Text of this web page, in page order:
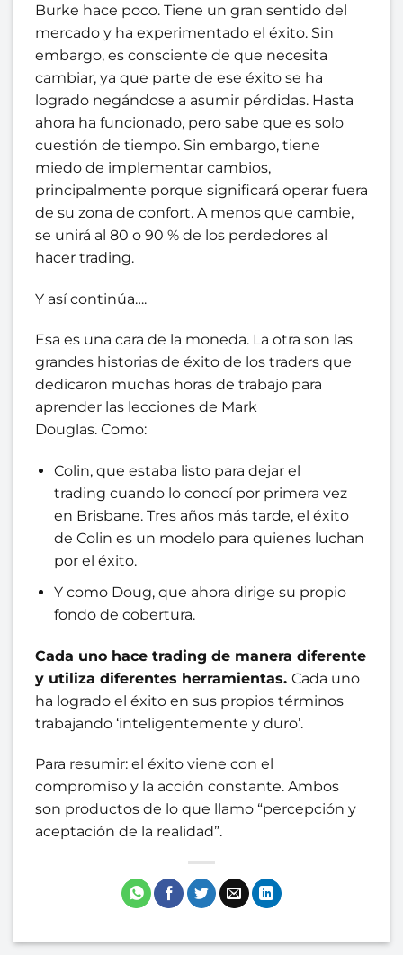
Burke hace poco. Tiene un gran sentido del
mercado y ha experimentado el éxito. Sin
embargo, es consciente de que necesita
cambiar, ya que parte de ese éxito se ha
logrado negándose a asumir pérdidas. Hasta
ahora ha funcionado, pero sabe que es solo
cuestión de tiempo. Sin embargo, tiene
miedo de implementar cambios,
principalmente porque significará operar fuera
de su zona de confort. A menos que cambie,
se unirá al 80 o 90 % de los perdedores al
hacer trading.
Y así continúa….
Esa es una cara de la moneda. La otra son las
grandes historias de éxito de los traders que
dedicaron muchas horas de trabajo para
aprender las lecciones de Mark
Douglas. Como:
Colin, que estaba listo para dejar el
trading cuando lo conocí por primera vez
en Brisbane. Tres años más tarde, el éxito
de Colin es un modelo para quienes luchan
por el éxito.
Y como Doug, que ahora dirige su propio
fondo de cobertura.
Cada uno hace trading de manera diferente
y utiliza diferentes herramientas. Cada uno
ha logrado el éxito en sus propios términos
trabajando ‘inteligentemente y duro’.
Para resumir: el éxito viene con el
compromiso y la acción constante. Ambos
son productos de lo que llamo “percepción y
aceptación de la realidad”.